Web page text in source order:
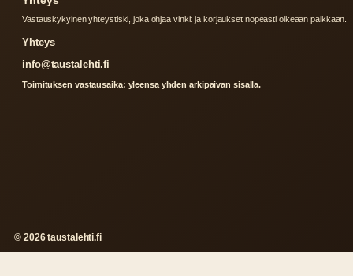
Vastauskykyinen yhteystiski, joka ohjaa vinkit ja korjaukset nopeasti oikeaan paikkaan.
Yhteys
info@taustalehti.fi
Toimituksen vastausaika: yleensa yhden arkipaivan sisalla.
© 2026 taustalehti.fi